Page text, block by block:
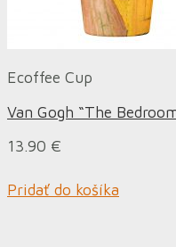
Ecoffee Cup
Van Gogh “The
13.90 €
Pridať do košíka